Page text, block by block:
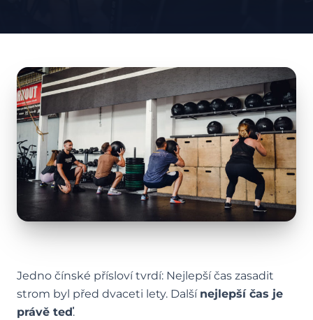
Jedno čínské přísloví tvrdí: Nejlepší čas zasadit
strom byl před dvaceti lety. Další nejlepší čas je
právě teď.